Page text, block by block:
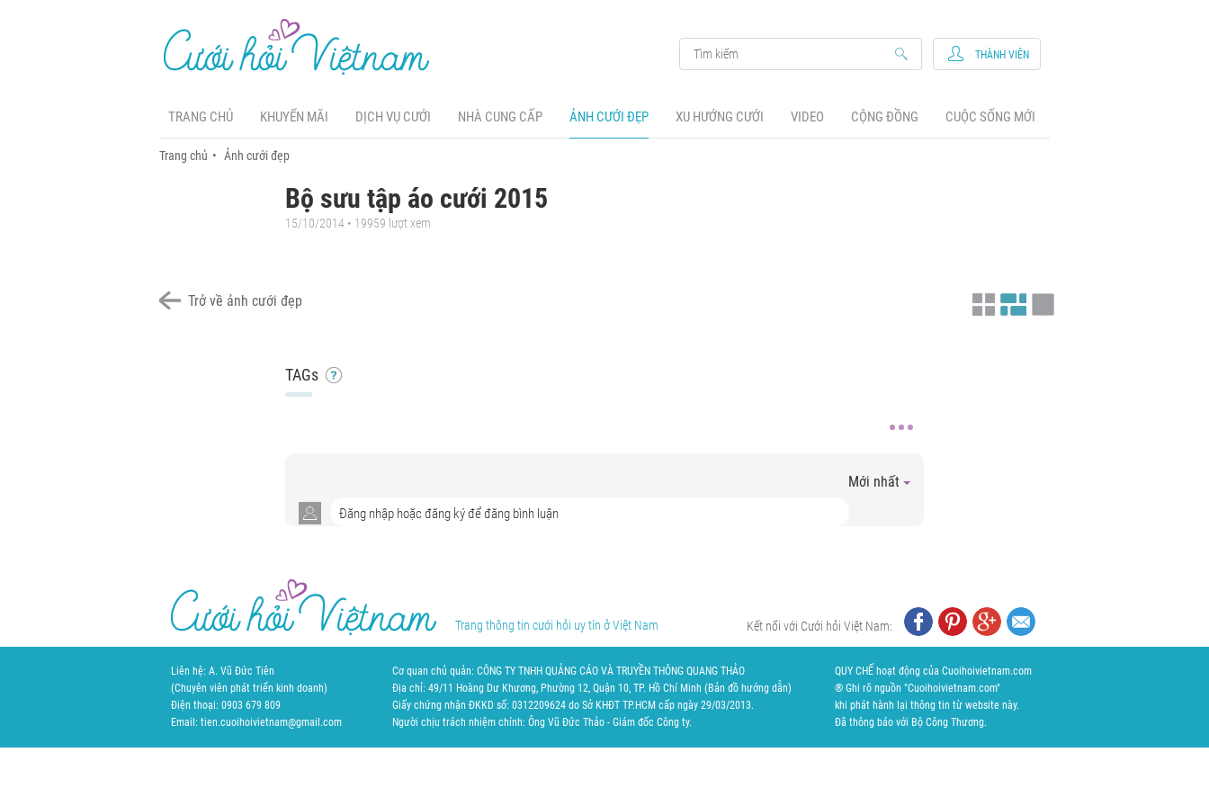
TRANG CHỦ KHUYẾN MÃI DỊCH VỤ CƯỚI NHÀ CUNG CẤP ẢNH CƯỚI ĐẸP XU HƯỚNG CƯỚI VIDEO CỘNG ĐỒNG CUỘC SỐNG MỚI
THÀNH VIÊN
Trang chủ Ảnh cưới đẹp
Bộ sưu tập áo cưới 2015
15/10/2014 • 19959 lượt xem
Trở về ảnh cưới đẹp
TAGs
Mới nhất
Trang thông tin cưới hỏi uy tín ở Việt Nam Kết nối với Cưới hỏi Việt Nam:
Liên hệ: A. Vũ Đức Tiên
(Chuyên viên phát triển kinh doanh)
Điện thoại: 0903 679 809
Email: tien.cuoihoivietnam@gmail.com
Cơ quan chủ quản: CÔNG TY TNHH QUẢNG CÁO VÀ TRUYỀN THÔNG QUANG THẢO
Địa chỉ: 49/11 Hoàng Dư Khương, Phường 12, Quận 10, TP. Hồ Chí Minh ( Bản đồ hướng dẫn)
Giấy chứng nhận ĐKKD số: 0312209624 do Sở KHĐT TP.HCM cấp ngày 29/03/2013.
Người chịu trách nhiệm chính: Ông Vũ Đức Thảo - Giám đốc Công ty.
QUY CHẾ hoạt động của Cuoihoivietnam.com
® Ghi rõ nguồn "Cuoihoivietnam.com"
khi phát hành lại thông tin từ website này.
Đã thông báo với Bộ Công Thương.